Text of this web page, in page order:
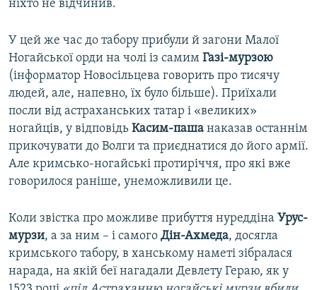
ніхто не відчинив.
У цей же час до табору прибули й загони Малої
Ногайської орди на чолі із самим Газі-мурзою
(інформатор Новосільцева говорить про тисячу
людей, але, напевно, їх було більше). Приїхали
посли від астраханських татар і «великих»
ногайців, у відповідь Касим-паша наказав останнім
прикочувати до Волги та приєднатися до його армії.
Але кримсько-ногайські протиріччя, про які вже
говорилося раніше, унеможливили це.
Коли звістка про можливе прибуття нуреддіна Урус-
мурзи, а за ним – і самого Дін-Ахмеда, досягла
кримського табору, в ханському наметі зібралася
нарада, на якій беї нагадали Девлету Гераю, як у